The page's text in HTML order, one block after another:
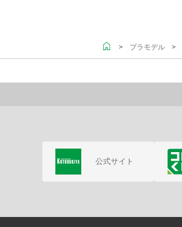
＞ プラモデル ＞
公式サイト